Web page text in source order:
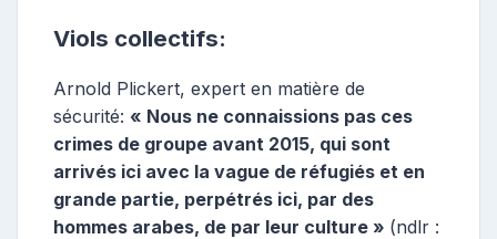
Viols collectifs:
Arnold Plickert, expert en matière de
sécurité: « Nous ne connaissions pas ces
crimes de groupe avant 2015, qui sont
arrivés ici avec la vague de réfugiés et en
grande partie, perpétrés ici, par des
hommes arabes, de par leur culture » (ndlr :